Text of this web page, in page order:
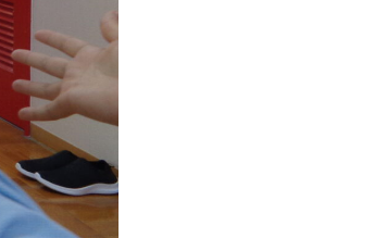
教職員募集
未就園児クラス
0歳親子登園［マカロンクラス ]
1歳・2歳親子登園［マリポサクラス ]
2歳児ひとり登園［ゆず組 ]